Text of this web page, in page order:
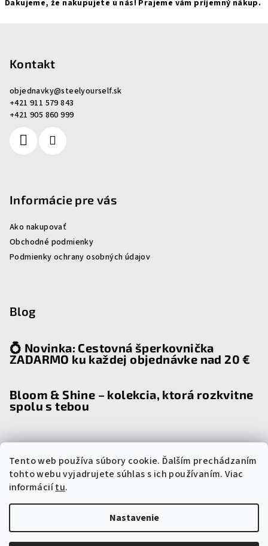
Tento web používa súbory cookie. Ďalším prechádzaním
tohto webu vyjadrujete súhlas s ich používaním. Viac
informáciítu.
Nastavenie
Ďakujeme, že nakupujete u nás! Prajeme vám príjemný nákup.
Kontakt
objednavky@steelyourself.sk
+421 911 579 843
+421 905 860 999
Informácie pre vás
Ako nakupovať
Obchodné podmienky
Podmienky ochrany osobných údajov
Blog
💍 Novinka: Cestovná šperkovnička
ZADARMO ku každej objednávke nad 20 €
Bloom & Shine – kolekcia, ktorá rozkvitne
spolu s tebou
Prijímame online platby